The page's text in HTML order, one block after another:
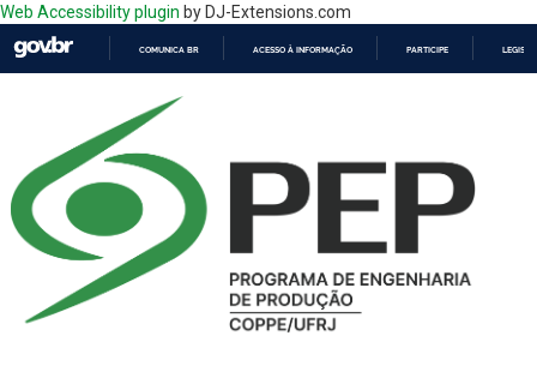
Web Accessibility plugin by DJ-Extensions.com
COMUNICA BR ACESSO À INFORMAÇÃO PARTICIPE